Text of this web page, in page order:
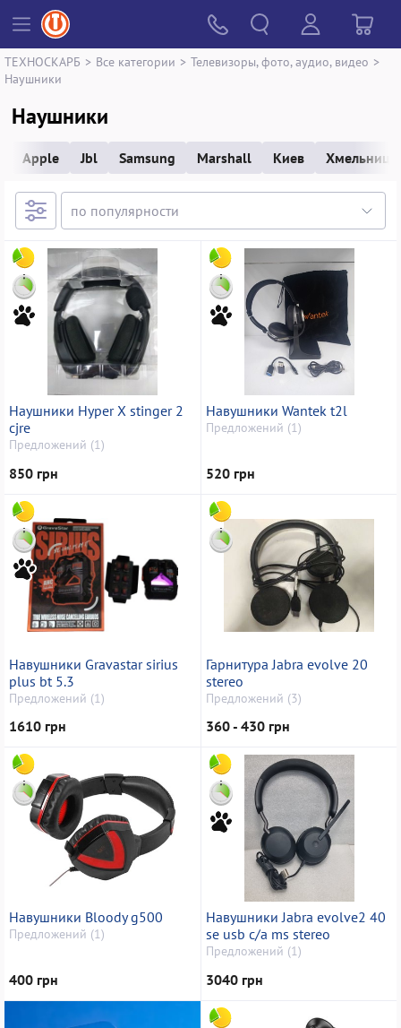
ТЕХНОСКАРБ > Все категории > Телевизоры, фото, аудио, видео >
Наушники
Наушники
Apple Jbl Samsung Marshall Киев
Наушники Hyper X stinger 2
cjre
Предложений (1)
850 грн
Навушники Wantek t2l
Предложений (1)
520 грн
Навушники Gravastar sirius
plus bt 5.3
Предложений (1)
1610 грн
Гарнитура Jabra evolve 20
stereo
Предложений (3)
360 - 430 грн
Навушники Bloody g500
Предложений (1)
400 грн
Навушники Jabra evolve2 40
se usb c/a ms stereo
Предложений (1)
3040 грн